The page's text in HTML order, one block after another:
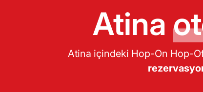
Atina
Atina içindeki Hop-On Hop-